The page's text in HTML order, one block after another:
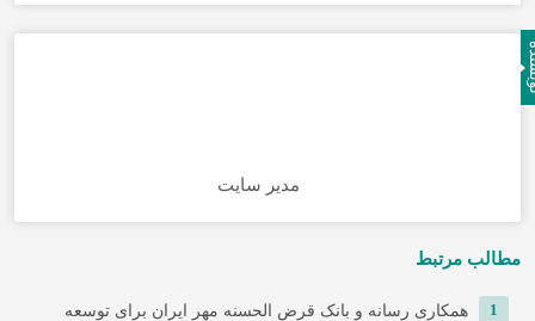
مدیر سایت
مطالب مرتبط
1
همکاری رسانه و بانک قرض الحسنه مهر ایران برای توسعه